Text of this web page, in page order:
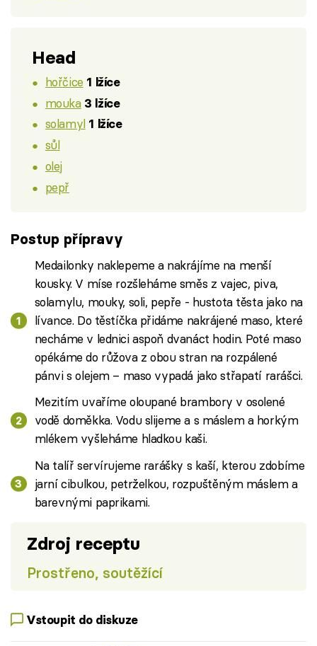
Head
hořčice 1 lžíce
mouka 3 lžíce
solamyl 1 lžíce
sůl
olej
pepř
Postup přípravy
Medailonky naklepeme a nakrájíme na menší
kousky. V míse rozšleháme směs z vajec, piva,
solamylu, mouky, soli, pepře - hustota těsta jako na
lívance. Do těstíčka přidáme nakrájené maso, které
necháme v lednici aspoň dvanáct hodin. Poté maso
opékáme do růžova z obou stran na rozpálené
pánvi s olejem – maso vypadá jako střapatí rarášci.
Mezitím uvaříme oloupané brambory v osolené
vodě doměkka. Vodu slijeme a s máslem a horkým
mlékem vyšleháme hladkou kaši.
Na talíř servírujeme rarášky s kaší, kterou zdobíme
jarní cibulkou, petrželkou, rozpuštěným máslem a
barevnými paprikami.
Zdroj receptu
Prostřeno, soutěžící
Vstoupit do diskuze